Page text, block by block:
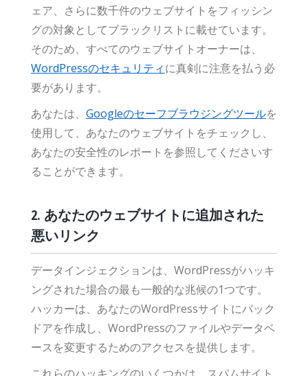
ェア、さらに数千件のウェブサイトをフィッシン
グの対象としてブラックリストに載せています。
そのため、すべてのウェブサイトオーナーは、
WordPressのセキュリティに真剣に注意を払う必
要があります。
あなたは、 Googleのセーフブラウジングツールを
使用して、あなたのウェブサイトをチェックし、
あなたの安全性のレポートを参照してくださいす
ることができます。
2. あなたのウェブサイトに追加された
悪いリンク
データインジェクションは、WordPressがハッキ
ングされた場合の最も一般的な兆候の1つです。
ハッカーは、あなたのWordPressサイトにバック
ドアを作成し、WordPressのファイルやデータベ
ースを変更するためのアクセスを提供します。